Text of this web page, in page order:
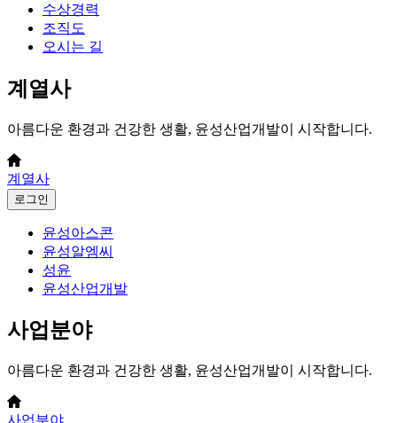
수상경력
조직도
오시는 길
계열사
아름다운 환경과 건강한 생활, 윤성산업개발이 시작합니다.
계열사
로그인
윤성아스콘
윤성알엠씨
성윤
윤성산업개발
사업분야
아름다운 환경과 건강한 생활, 윤성산업개발이 시작합니다.